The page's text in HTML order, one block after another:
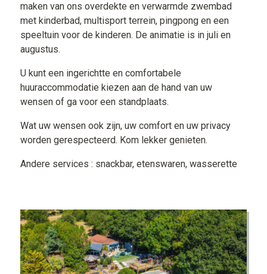
maken van ons overdekte en verwarmde zwembad
met kinderbad, multisport terrein, pingpong en een
speeltuin voor de kinderen. De animatie is in juli en
augustus.
U kunt een ingerichtte en comfortabele
huuraccommodatie kiezen aan de hand van uw
wensen of ga voor een standplaats.
Wat uw wensen ook zijn, uw comfort en uw privacy
worden gerespecteerd. Kom lekker genieten.
Andere services : snackbar, etenswaren, wasserette